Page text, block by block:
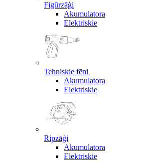
Figūrzāģi
Akumulatora
Elektriskie
Tehniskie fēni
Akumulatora
Elektriskie
Ripzāģi
Akumulatora
Elektriskie